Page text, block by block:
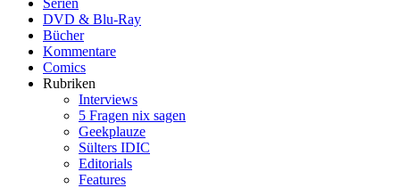
Serien
DVD & Blu-Ray
Bücher
Kommentare
Comics
Rubriken
Interviews
5 Fragen nix sagen
Geekplauze
Sülters IDIC
Editorials
Features